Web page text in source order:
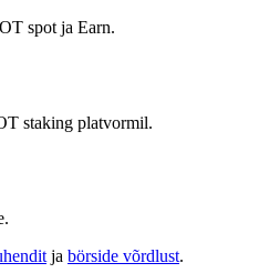
spot ja Earn.
staking platvormil.
ja börside võrdlust.